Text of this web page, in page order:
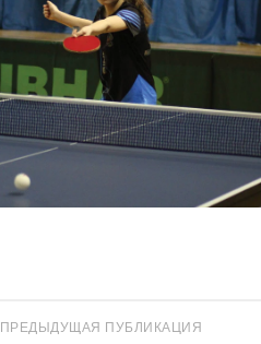
ПРЕДЫДУЩАЯ ПУБЛИКАЦИЯ